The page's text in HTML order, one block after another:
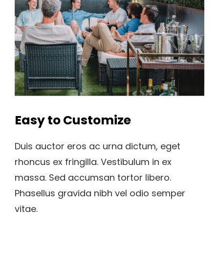
Easy to Customize
Duis auctor eros ac urna dictum, eget
rhoncus ex fringilla. Vestibulum in ex
massa. Sed accumsan tortor libero.
Phasellus gravida nibh vel odio semper
vitae.